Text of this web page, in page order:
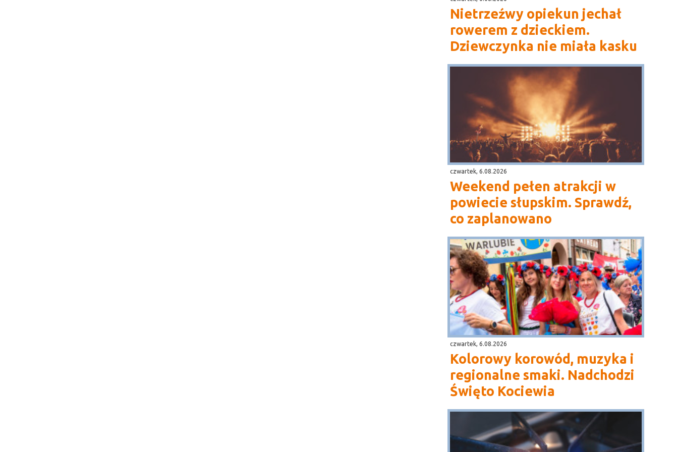
Nietrzeźwy opiekun jechał
rowerem z dzieckiem.
Dziewczynka nie miała kasku
czwartek, 6.08.2026
Weekend pełen atrakcji w
powiecie słupskim. Sprawdź,
co zaplanowano
czwartek, 6.08.2026
Kolorowy korowód, muzyka i
regionalne smaki. Nadchodzi
Święto Kociewia